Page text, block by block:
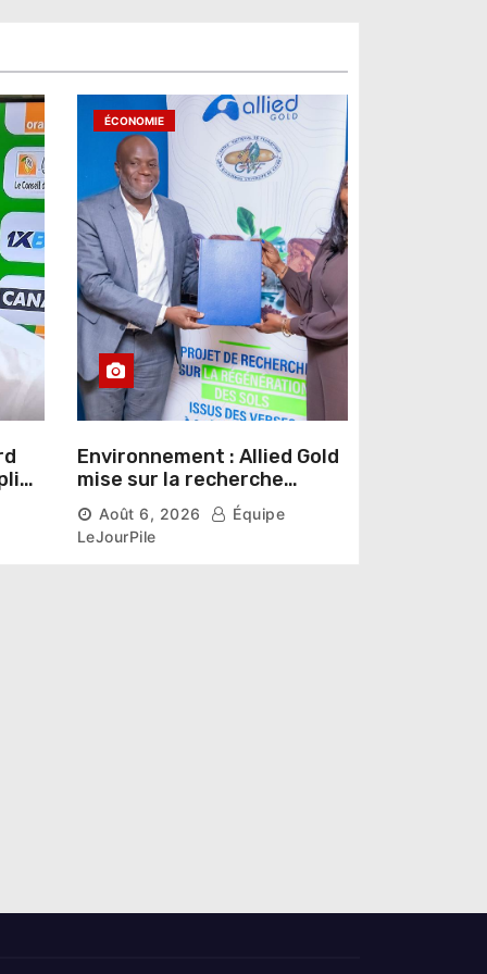
ÉCONOMIE
Environnement : Allied Gold
mise sur la recherche
scientifique pour restaurer
les sols de ses sites miniers
Août 6, 2026
Équipe
LeJourPile